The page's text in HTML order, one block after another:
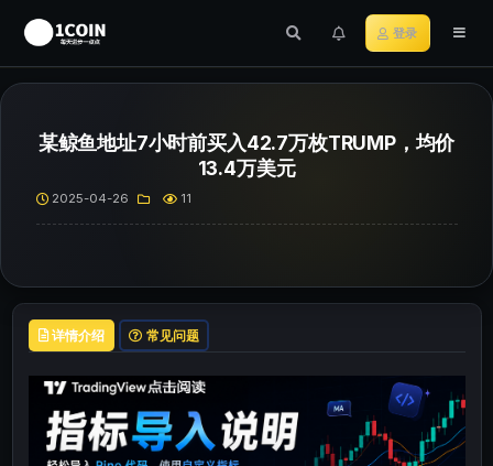
登录
某鲸鱼地址7小时前买入42.7万枚TRUMP，均价
13.4万美元
2025-04-26 11
详情介绍 常见问题